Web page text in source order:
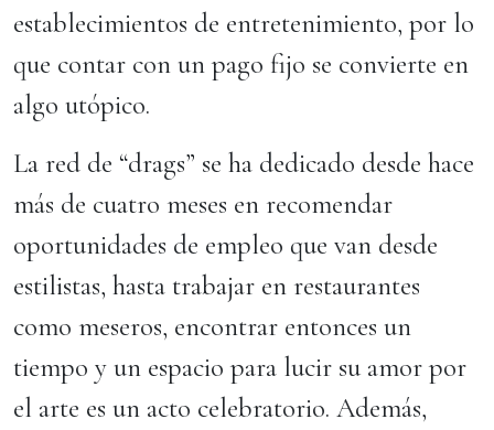
establecimientos de entretenimiento, por lo
que contar con un pago fijo se convierte en
algo utópico.
La red de “drags” se ha dedicado desde hace
más de cuatro meses en recomendar
oportunidades de empleo que van desde
estilistas, hasta trabajar en restaurantes
como meseros, encontrar entonces un
tiempo y un espacio para lucir su amor por
el arte es un acto celebratorio. Además,